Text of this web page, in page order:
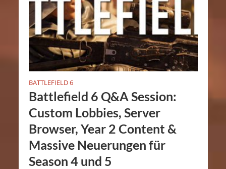
BATTLEFIELD 6
Battlefield 6 Q&A Session:
Custom Lobbies, Server
Browser, Year 2 Content &
Massive Neuerungen für
Season 4 und 5